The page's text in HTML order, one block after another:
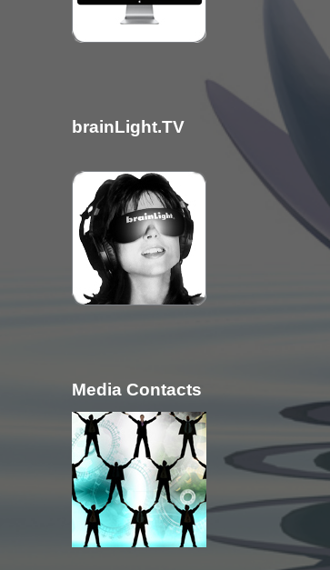
brainLight.TV
Media Contacts